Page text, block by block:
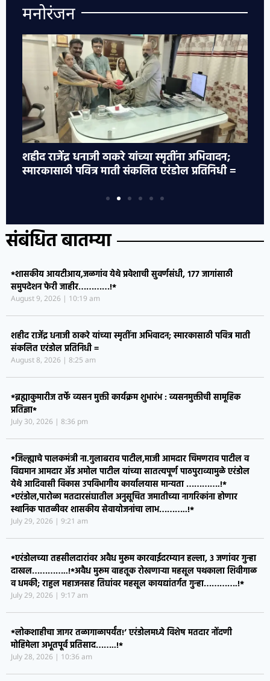
मनोरंजन
शहीद राजेंद्र धनाजी ठाकरे यांच्या स्मृतींना अभिवादन;
स्मारकासाठी पवित्र माती संकलित एरंडोल प्रतिनिधी =
संबंधित बातम्या
*शासकीय आयटीआय,जळगांव येथे प्रवेशाची सुवर्णसंधी, १७७ जागांसाठी
समुपदेशन फेरी जाहीर…………!*
August 9, 2026 10:19 am
शहीद राजेंद्र धनाजी ठाकरे यांच्या स्मृतींना अभिवादन; स्मारकासाठी पवित्र माती
संकलित एरंडोल प्रतिनिधी =
August 8, 2026 8:25 am
*ब्रह्माकुमारीज तर्फे व्यसन मुक्ती कार्यक्रम शुभारंभ : व्यसनमुक्तीची सामूहिक
प्रतिज्ञा*
July 30, 2026 8:36 pm
*जिल्ह्याचे पालकमंत्री ना.गुलाबराव पाटील,माजी आमदार चिमणराव पाटील व
विद्यमान आमदार ॲड अमोल पाटील यांच्या सातत्यपूर्ण पाठपुराव्यामुळे एरंडोल
येथे आदिवासी विकास उपविभागीय कार्यालयास मान्यता ………….!*
*एरंडोल,पारोळा मतदारसंघातील अनुसूचित जमातीच्या नागरिकांना होणार
स्थानिक पातळीवर शासकीय सेवायोजनांचा लाभ………..!*
July 29, 2026 9:21 am
*एरंडोलच्या तहसीलदारांवर अवैध मुरूम कारवाईदरम्यान हल्ला, ३ जणांवर गुन्हा
दाखल…………..!*​अवैध मुरूम वाहतूक रोखणाऱ्या महसूल पथकाला शिवीगाळ
व धमकी; राहुल महाजनसह तिघांवर महसूल कायद्यांतर्गत गुन्हा………….!*
July 29, 2026 9:17 am
*लोकशाहीचा जागर तळागाळापर्यंत!’ एरंडोलमध्ये विशेष मतदार नोंदणी
मोहिमेला अभूतपूर्व प्रतिसाद……..!*
July 28, 2026 10:36 am